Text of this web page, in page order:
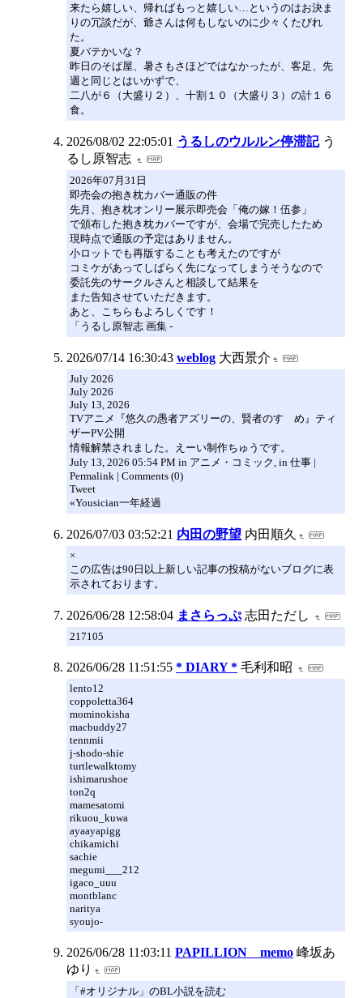
来たら嬉しい、帰ればもっと嬉しい…というのはお決ま
りの冗談だが、爺さんは何もしないのに少々くたびれ
た。
夏バテかいな？
昨日のそば屋、暑さもさほどではなかったが、客足、先
週と同じとはいかずで、
二八が６（大盛り２）、十割１０（大盛り３）の計１６
食。
2026/08/02 22:05:01 うるしのウルルン停滞記 う
るし原智志
2026年07月31日
即売会の抱き枕カバー通販の件
先月、抱き枕オンリー展示即売会「俺の嫁！伍参」
で頒布した抱き枕カバーですが、会場で完売したため
現時点で通販の予定はありません。
小ロットでも再版することも考えたのですが
コミケがあってしばらく先になってしまうそうなので
委託先のサークルさんと相談して結果を
また告知させていただきます。
あと、こちらもよろしくです！
「うるし原智志 画集 -
2026/07/14 16:30:43 weblog 大西景介
July 2026
July 2026
July 13, 2026
TVアニメ『悠久の愚者アズリーの、賢者のすゝめ』ティ
ザーPV公開
情報解禁されました。えーい制作ちゅうです。
July 13, 2026 05:54 PM in アニメ・コミック, in 仕事 |
Permalink | Comments (0)
Tweet
«Yousician一年経過
2026/07/03 03:52:21 内田の野望 内田順久
×
この広告は90日以上新しい記事の投稿がないブログに表
示されております。
2026/06/28 12:58:04 まさらっぷ 志田ただし
217105
2026/06/28 11:51:55 * DIARY * 毛利和昭
lento12
coppoletta364
mominokisha
macbuddy27
tennmii
j-shodo-shie
turtlewalktomy
ishimarushoe
ton2q
mamesatomi
rikuou_kuwa
ayaayapigg
chikamichi
sachie
megumi___212
igaco_uuu
montblanc
naritya
syoujo-
2026/06/28 11:03:11 PAPILLION memo 峰坂あ
ゆり
「#オリジナル」のBL小説を読む